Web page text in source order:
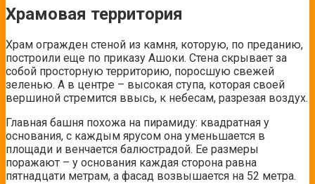
Храмовая территория
Храм огражден стеной из камня, которую, по преданию,
построили еще по приказу Ашоки. Стена скрывает за
собой просторную территорию, поросшую свежей
зеленью. А в центре – высокая ступа, которая своей
вершиной стремится ввысь, к небесам, разрезая воздух.
Главная башня похожа на пирамиду: квадратная у
основания, с каждым ярусом она уменьшается в
площади и венчается балюстрадой. Ее размеры
поражают – у основания каждая сторона равна
пятнадцати метрам, а фасад возвышается на 52 метра.